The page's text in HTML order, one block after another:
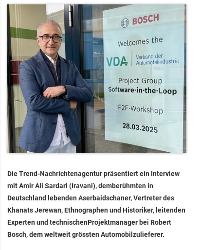
Die Trend-Nachrichtenagentur präsentiert ein Interview
mit Amir Ali Sardari (Iravani), demberühmten in
Deutschland lebenden Aserbaidschaner, Vertreter des
Khanats Jerewan, Ethnographen und Historiker, leitenden
Experten und technischenProjektmanager bei Robert
Bosch, dem weltweit grössten Automobilzulieferer.